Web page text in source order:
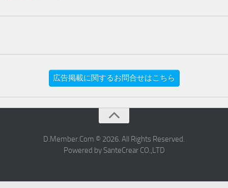
広告掲載に関するお問合せはこちら
D.Member.Com © 2026. All Rights Reserved.
Powered by SanteCrear CO.,LTD